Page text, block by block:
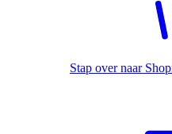
Stap over naar